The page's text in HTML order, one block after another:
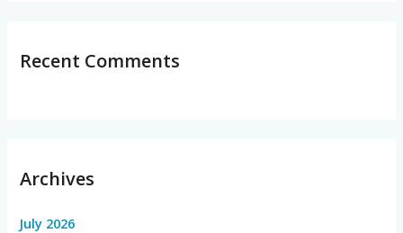
Recent Comments
Archives
July 2026